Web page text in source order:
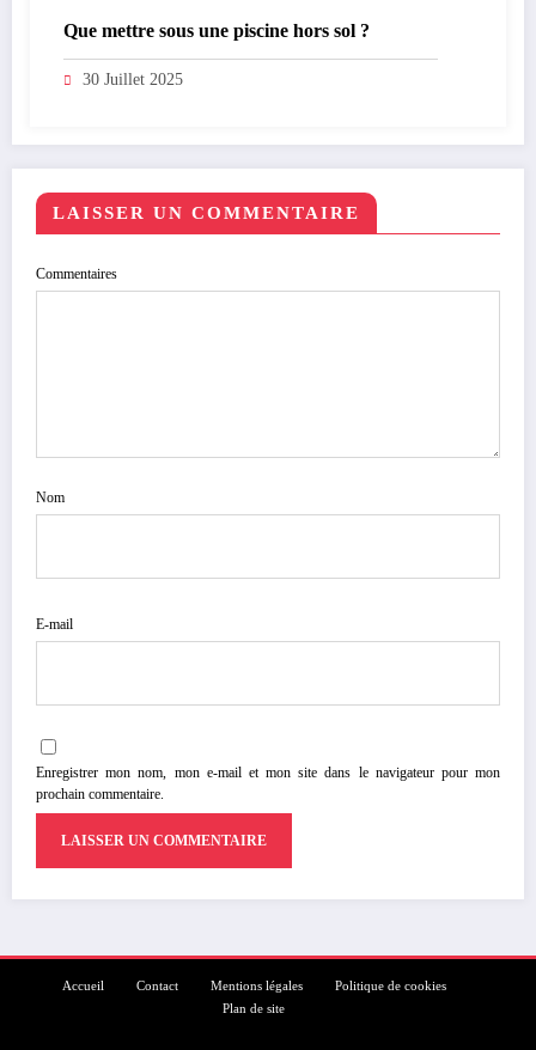
Que mettre sous une piscine hors sol ?
30 Juillet 2025
LAISSER UN COMMENTAIRE
Commentaires
Nom
E-mail
Enregistrer mon nom, mon e-mail et mon site dans le navigateur pour mon
prochain commentaire.
Accueil Contact Mentions légales
Politique de cookies
Plan de site